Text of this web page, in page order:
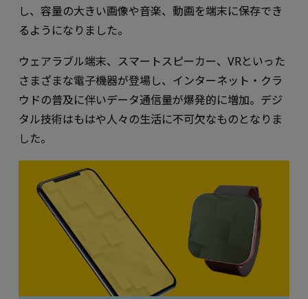
し、容量の⼤きい画像や⾳楽、動画を端末に保存でき
るようになりました。
ウェアラブル端末、スマートスピーカー、VRといった
さまざまな電⼦機器が登場し、インターネット・クラ
ウドの普及に伴いデータ通信量が爆発的に増加。デジ
タル技術はもはや⼈々の⽣活に不可⽋なものとなりま
した。